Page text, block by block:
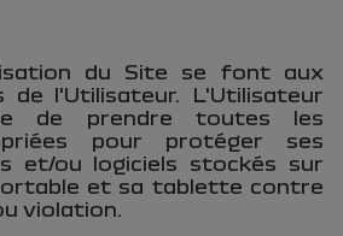
du Site se font aux
de l'Utilisateur. L'Utilisateur
de prendre toutes les
pour protéger ses
et/ou logiciels stockés sur
et sa tablette contre
violation.